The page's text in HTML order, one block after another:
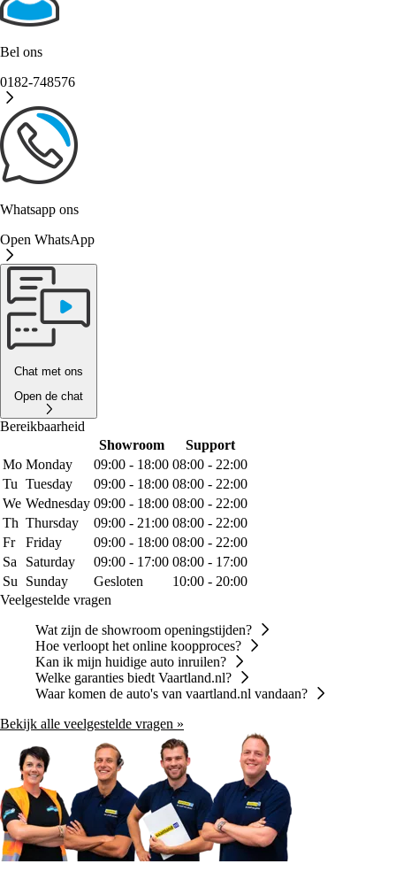
Bel ons
0182-748576
Whatsapp ons
Open WhatsApp
Chat met ons
Open de chat
Bereikbaarheid
Showroom
Support
Mo Monday 09:00 - 18:00 08:00 - 22:00
Tu Tuesday 09:00 - 18:00 08:00 - 22:00
We Wednesday 09:00 - 18:00 08:00 - 22:00
Th Thursday 09:00 - 21:00 08:00 - 22:00
Fr
Friday 09:00 - 18:00 08:00 - 22:00
Sa
Saturday 09:00 - 17:00 08:00 - 17:00
Su
Sunday Gesloten
10:00 - 20:00
Veelgestelde vragen
Wat zijn de showroom openingstijden?
Hoe verloopt het online koopproces?
Kan ik mijn huidige auto inruilen?
Welke garanties biedt Vaartland.nl?
Waar komen de auto's van vaartland.nl vandaan?
Bekijk alle veelgestelde vragen »